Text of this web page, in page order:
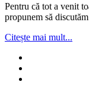
Pentru că tot a venit
propunem să
Citește mai mult...